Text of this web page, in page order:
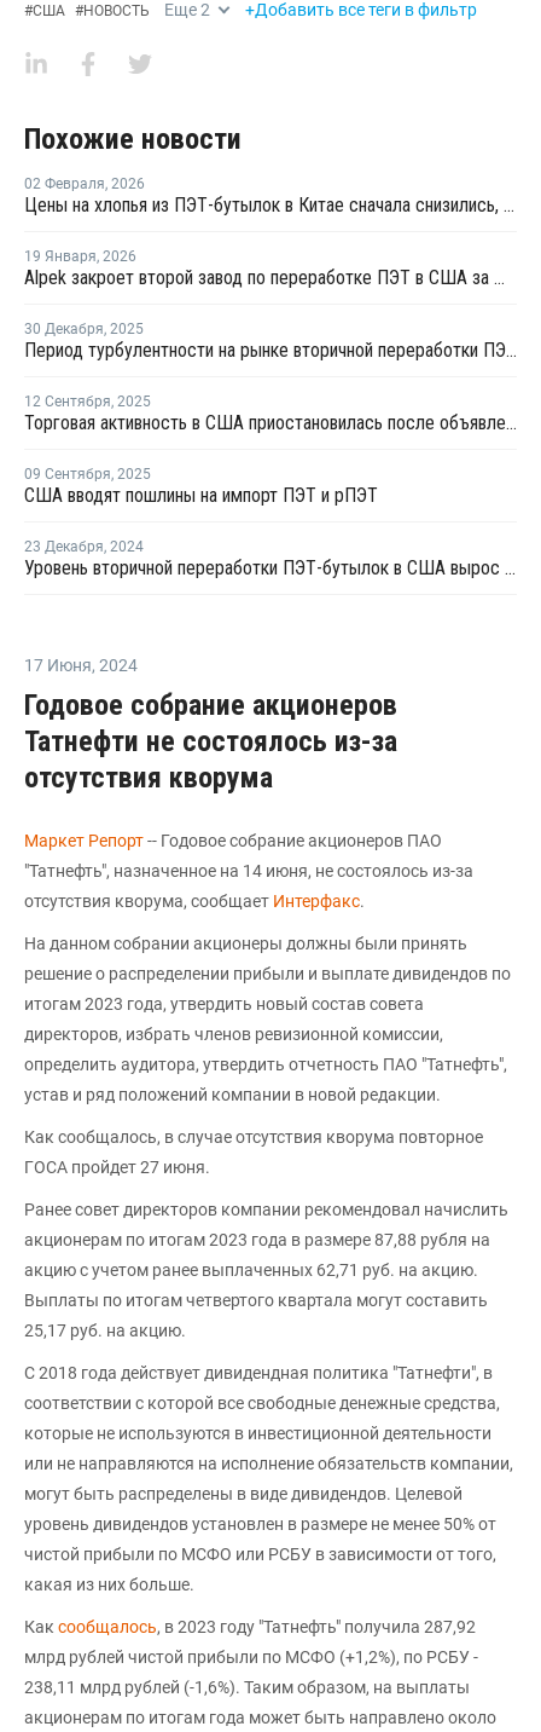
#США #НОВОСТЬ Еще2 +Добавить все теги в фильтр
Похожие новости
02 Февраля, 2026
Цены на хлопья из ПЭТ-бутылок в Китае сначала снизились, а затем выросли
19 Января, 2026
Alpek закроет второй завод по переработке ПЭТ в США за шесть месяцев
30 Декабря, 2025
Период турбулентности на рынке вторичной переработки ПЭТ в США продолжится в 2026 году
12 Сентября, 2025
Торговая активность в США приостановилась после объявления о введении тарифов на ПЭТ
09 Сентября, 2025
США вводят пошлины на импорт ПЭТ и рПЭТ
23 Декабря, 2024
Уровень вторичной переработки ПЭТ-бутылок в США вырос до 33%
17 Июня, 2024
Годовое собрание акционеров
Татнефти не состоялось из-за
отсутствия кворума
Маркет Репорт-- Годовое собрание акционеров ПАО
"Татнефть", назначенное на 14 июня, не состоялось из-за
отсутствия кворума, сообщает Интерфакс.
На данном собрании акционеры должны были принять
решение о распределении прибыли и выплате дивидендов по
итогам 2023 года, утвердить новый состав совета
директоров, избрать членов ревизионной комиссии,
определить аудитора, утвердить отчетность ПАО "Татнефть",
устав и ряд положений компании в новой редакции.
Как сообщалось, в случае отсутствия кворума повторное
ГОСА пройдет 27 июня.
Ранее совет директоров компании рекомендовал начислить
акционерам по итогам 2023 года в размере 87,88 рубля на
акцию с учетом ранее выплаченных 62,71 руб. на акцию.
Выплаты по итогам четвертого квартала могут составить
25,17 руб. на акцию.
С 2018 года действует дивидендная политика "Татнефти", в
соответствии с которой все свободные денежные средства,
которые не используются в инвестиционной деятельности
или не направляются на исполнение обязательств компании,
могут быть распределены в виде дивидендов. Целевой
уровень дивидендов установлен в размере не менее 50% от
чистой прибыли по МСФО или РСБУ в зависимости от того,
какая из них больше.
Как сообщалось, в 2023 году "Татнефть" получила 287,92
млрд рублей чистой прибыли по МСФО (+1,2%), по РСБУ -
238,11 млрд рублей (-1,6%). Таким образом, на выплаты
акционерам по итогам года может быть направлено около